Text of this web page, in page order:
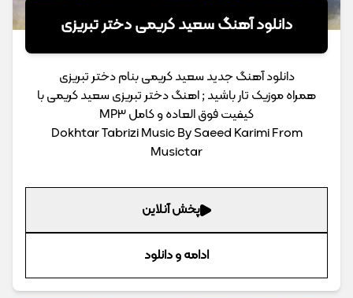
دانلود آهنگ سعید کریمی دختر تبریزی
دانلود آهنگ جدید سعید کریمی بنام دختر تبریزی
همراه موزیک تار باشید ; اهنگ دختر تبریزی سعید کریمی با
کیفیت فوق العاده و کامل MP3
Dokhtar Tabrizi Music By Saeed Karimi From
Musictar
پخش آنلاین
ادامه و دانلود